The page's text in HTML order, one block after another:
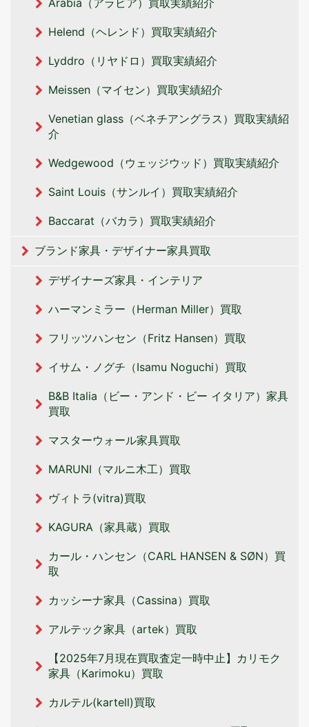
Arabia（アラビア）買取実績紹介
Helend（ヘレンド）買取実績紹介
Lyddro（リヤドロ）買取実績紹介
Meissen（マイセン）買取実績紹介
Venetian glass（ベネチアングラス）買取実績紹
介
Wedgewood（ウェッジウッド）買取実績紹介
Saint Louis（サンルイ）買取実績紹介
Baccarat（バカラ）買取実績紹介
ブランド家具・デザイナー家具買取
デザイナーズ家具・インテリア
ハーマンミラー（Herman Miller）買取
フリッツハンセン（Fritz Hansen）買取
イサム・ノグチ（Isamu Noguchi）買取
B&B Italia（ビー・アンド・ビー イタリア‎）家具
買取
マスターウォール家具買取
MARUNI（マルニ木工）買取
ヴィトラ(vitra)買取
KAGURA（家具蔵）買取
カール・ハンセン（CARL HANSEN & SØN）買
取
カッシーナ家具（Cassina）買取
アルテック家具（artek）買取
【2025年7月現在買取査定一時中止】カリモク
家具（Karimoku）買取
カルテル(kartell)買取